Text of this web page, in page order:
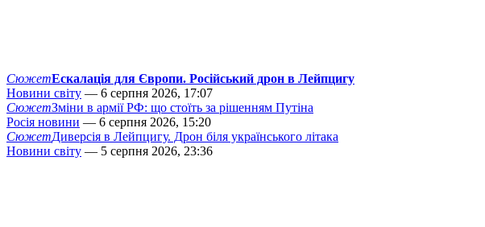
СюжетЕскалація для Європи. Російський дрон в Лейпцигу
Новини світу — 6 серпня 2026, 17:07
СюжетЗміни в армії РФ: що стоїть за рішенням Путіна
Росія новини — 6 серпня 2026, 15:20
СюжетДиверсія в Лейпцигу. Дрон біля українського літака
Новини світу — 5 серпня 2026, 23:36